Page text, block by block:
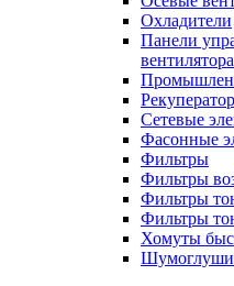
Охладители
Панели
Сетевые
Фасонные
Фильтры
Фильтры
Фильтры
Фильтры
Хомуты